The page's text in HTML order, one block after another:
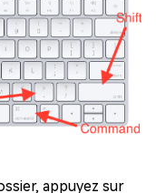
appuyez sur